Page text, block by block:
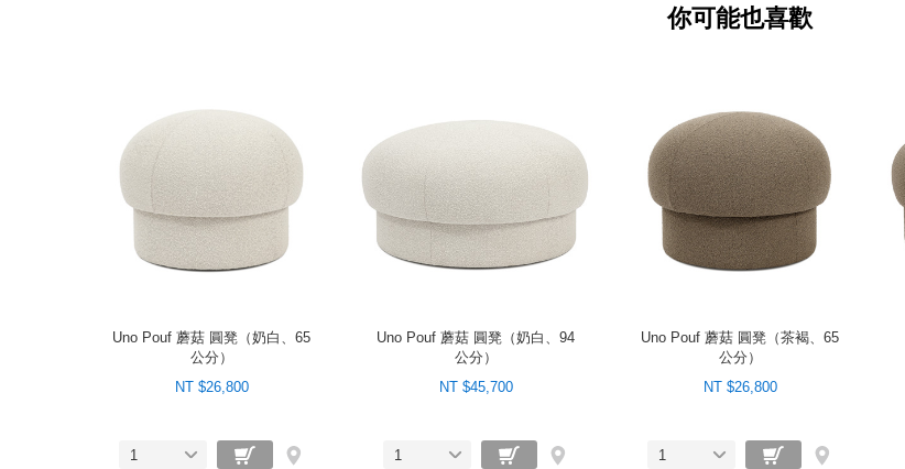
你可能也喜歡
Uno Pouf 蘑菇 圓凳（奶白、65
公分）
NT $26,800
1
Uno Pouf 蘑菇 圓凳（奶白、94
公分）
NT $45,700
1
Uno Pouf 蘑菇 圓凳（茶褐、65
公分）
NT $26,800
1